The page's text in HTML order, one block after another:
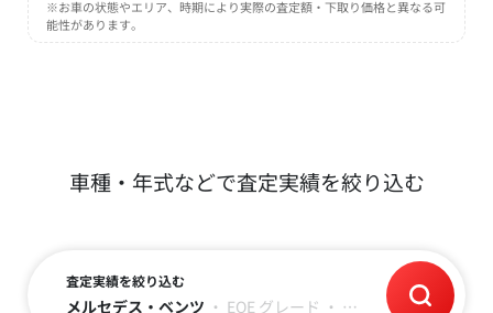
※お車の状態やエリア、時期により実際の査定額・下取り価格と異なる可
能性があります。
車種・年式などで査定実績を絞り込む
査定実績を絞り込む
メルセデス・ベンツ ・ EQE グレード ・ 年式 ・ 走行距離